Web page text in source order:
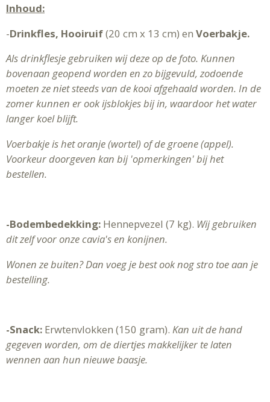
Inhoud:
-Drinkfles, Hooiruif(20 cm x 13 cm) en Voerbakje.
Als drinkflesje gebruiken wij deze op de foto. Kunnen
bovenaan geopend worden en zo bijgevuld, zodoende
moeten ze niet steeds van de kooi afgehaald worden. In de
zomer kunnen er ook ijsblokjes bij in, waardoor het water
langer koel blijft.
Voerbakje is het oranje (wortel) of de groene (appel).
Voorkeur doorgeven kan bij 'opmerkingen' bij het
bestellen.
-Bodembedekking: Hennepvezel (7 kg). Wij gebruiken
dit zelf voor onze cavia's en konijnen.
Wonen ze buiten? Dan voeg je best ook nog stro toe aan je
bestelling.
-Snack: Erwtenvlokken (150 gram). Kan uit de hand
gegeven worden, om de diertjes makkelijker te laten
wennen aan hun nieuwe baasje.